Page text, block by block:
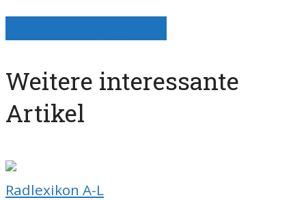
Weitere interessante
Artikel
Radlexikon A-L